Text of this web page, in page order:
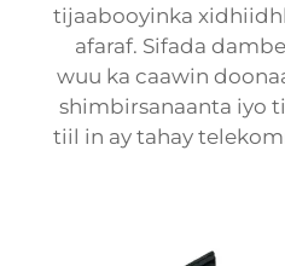
tijaabooyinka
afaraf. Sifada
wuu ka caawin
shimbirsanaanta iyo
tiil in ay tahay